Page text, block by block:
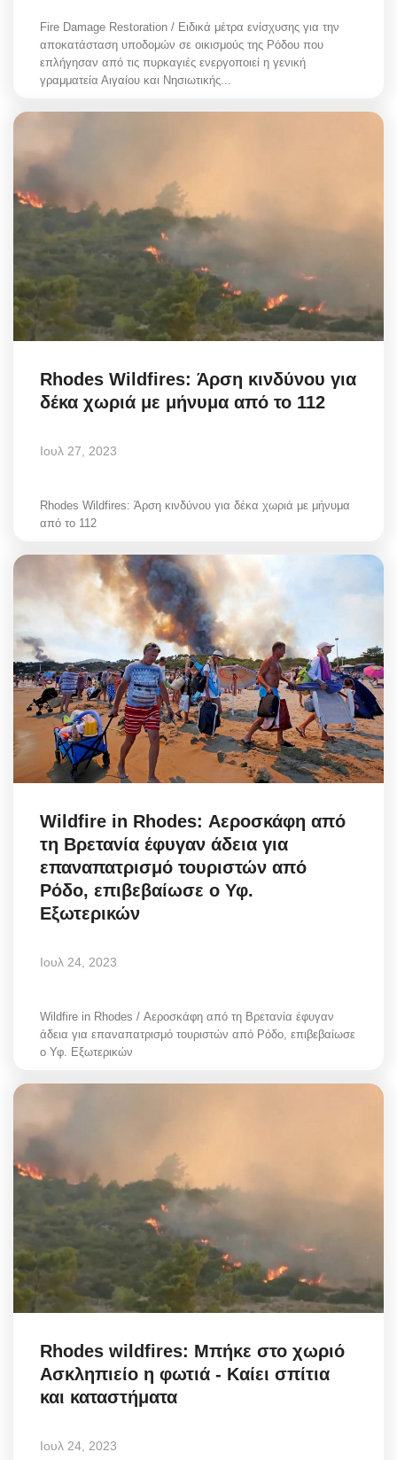
Fire Damage Restoration / Ειδικά μέτρα ενίσχυσης για την
αποκατάσταση υποδομών σε οικισμούς της Ρόδου που
επλήγησαν από τις πυρκαγιές ενεργοποιεί η γενική
γραμματεία Αιγαίου και Νησιωτικής...
Rhodes Wildfires: Άρση κινδύνου για
δέκα χωριά με μήνυμα από το 112
Ιουλ 27, 2023
Rhodes Wildfires: Άρση κινδύνου για δέκα χωριά με μήνυμα
από το 112
Wildfire in Rhodes: Αεροσκάφη από
τη Βρετανία έφυγαν άδεια για
επαναπατρισμό τουριστών από
Ρόδο, επιβεβαίωσε ο Υφ.
Εξωτερικών
Ιουλ 24, 2023
Wildfire in Rhodes / Αεροσκάφη από τη Βρετανία έφυγαν
άδεια για επαναπατρισμό τουριστών από Ρόδο, επιβεβαίωσε
ο Υφ. Εξωτερικών
Rhodes wildfires: Μπήκε στο χωριό
Ασκληπιείο η φωτιά - Καίει σπίτια
και καταστήματα
Ιουλ 24, 2023